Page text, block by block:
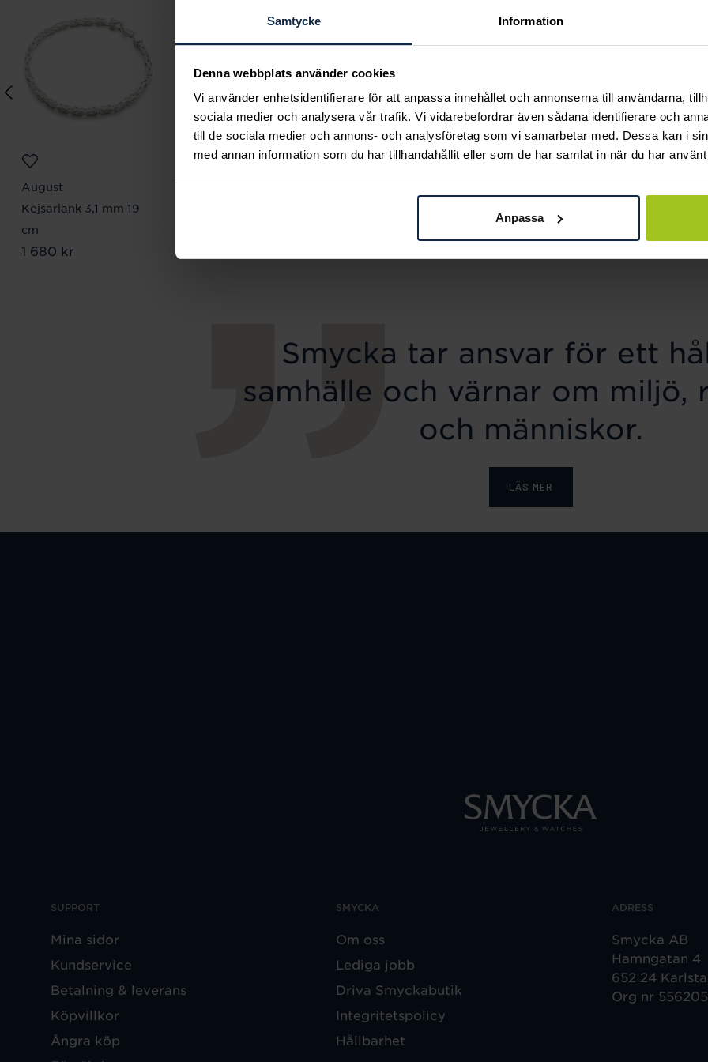
Samtycke Information
Denna webbplats använder cookies
Vi använder enhetsidentifierare för att anpassa innehållet och annonserna till användarna,
sociala medier och analysera vår trafik. Vi vidarebefordrar även sådana identifierare och
till de sociala medier och annons- och analysföretag som vi samarbetar med. Dessa kan i
med annan information som du har tillhandahållit eller som de har samlat in när du har
Anpassa
August
Kejsarlänk 3,1 mm 19
cm
Pris:1 680 kr
1 680 kr
August
August
August
Smycka tar ansvar för ett
samhälle och värnar om miljö,
och människor.
LÄS MER
SUPPORT
Mina sidor
Kundservice
Betalning & leverans
Köpvillkor
Ångra köp
SMYCKA
Om oss
Lediga jobb
Driva Smyckabutik
Integritetspolicy
Hållbarhet
ADRESS
Smycka AB
Hamngatan 4
652 24
Org nr